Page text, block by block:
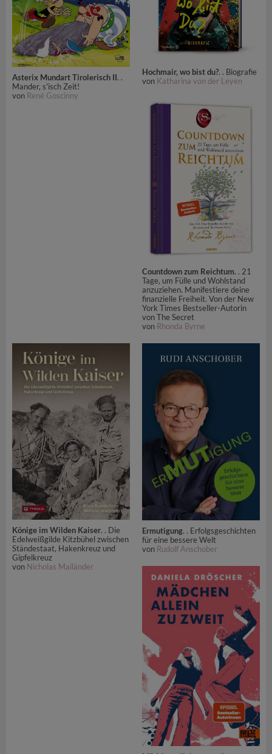
Asterix Mundart Tirolerisch II. .
Mander, s'isch Zeit!
von René Goscinny
Hochmair, wo bist du?. . Biografie
von Katharina von der Leyen
Countdown zum Reichtum. . 21
Tage, um Fülle und Wohlstand
anzuziehen. Manifestiere deine
finanzielle Freiheit. Von der New
York Times Bestseller-Autorin
von The Secret
von Rhonda Byrne
Könige im Wilden Kaiser. . Die
Edelweißgilde Kitzbühel zwischen
Ständestaat, Hakenkreuz und
Gipfelkreuz
von Nicholas Mailänder
Ermutigung. . Erfolgsgeschichten
für eine bessere Welt
von Rudolf Anschober